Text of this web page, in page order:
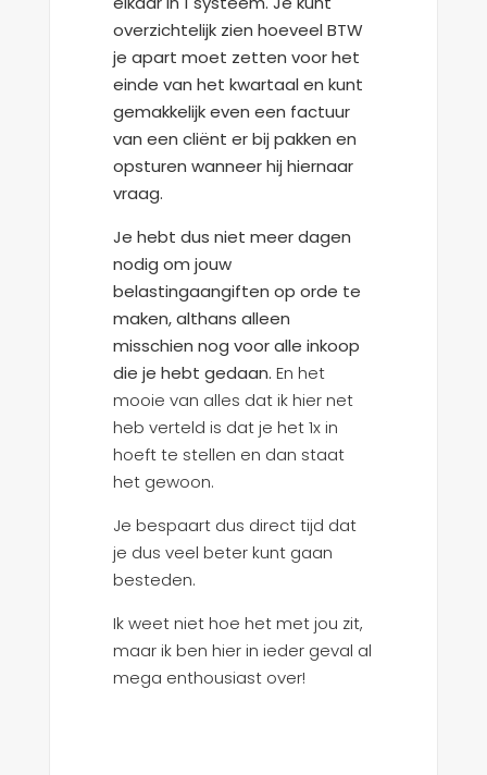
overzichtelijk zien hoeveel BTW
je apart moet zetten voor het
einde van het kwartaal en kunt
gemakkelijk even een factuur
van een cliënt er bij pakken en
opsturen wanneer hij hiernaar
vraag.
Je hebt dus niet meer dagen
nodig om jouw
belastingaangiften op orde te
maken, althans alleen
misschien nog voor alle inkoop
die je hebt gedaan. En het
mooie van alles dat ik hier net
heb verteld is dat je het 1x in
hoeft te stellen en dan staat
het gewoon.
Je bespaart dus direct tijd dat
je dus veel beter kunt gaan
besteden.
Ik weet niet hoe het met jou zit,
maar ik ben hier in ieder geval al
mega enthousiast over!